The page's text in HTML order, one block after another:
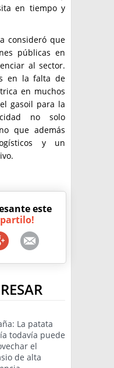
en tiempo y
consideró que
públicas en
al sector.
en la falta de
en muchos
gasoil para la
no solo
que además
y un
este
La patata
todavía puede
el
de alta